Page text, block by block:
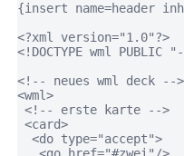
{insert name=header
<?xml version="1.0"?>
<!DOCTYPE wml
<!-- neues wml deck -->
<wml>
<!-- erste karte -->
<card>
  <do type="accept">